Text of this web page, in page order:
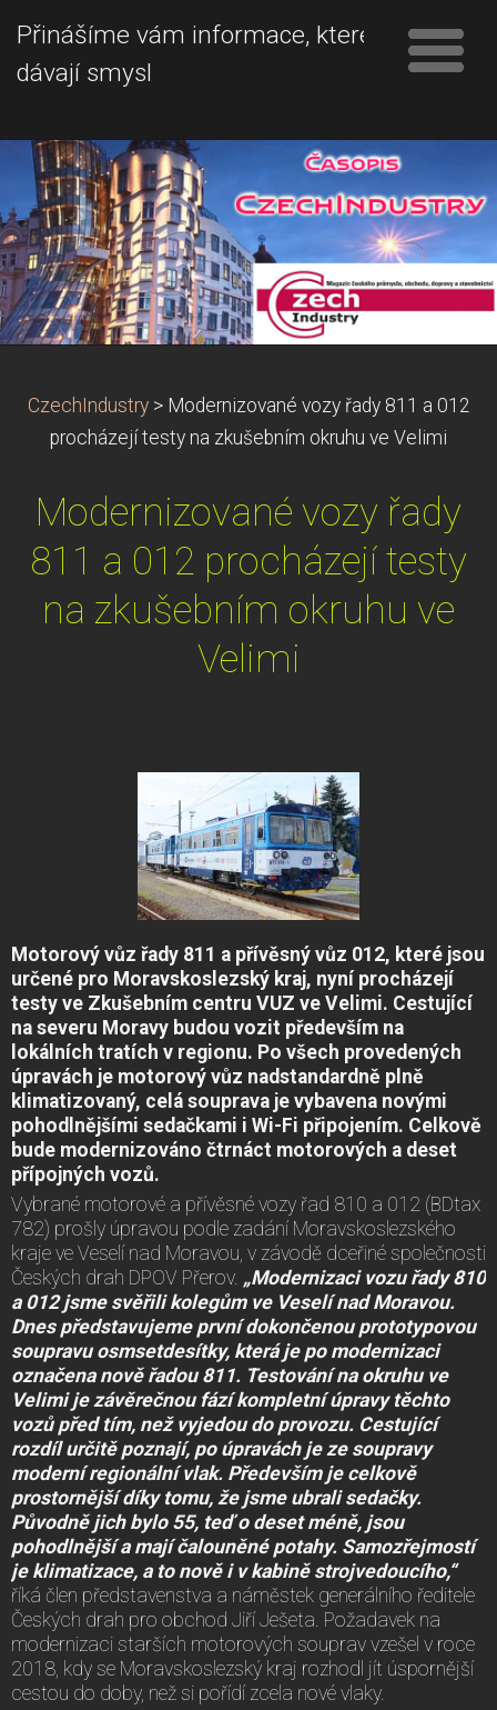
Přinášíme vám informace, které
dávají smysl
CzechIndustry > Modernizované vozy řady 811 a 012
procházejí testy na zkušebním okruhu ve Velimi
Modernizované vozy řady
811 a 012 procházejí testy
na zkušebním okruhu ve
Velimi
Motorový vůz řady 811 a přívěsný vůz 012, které jsou
určené pro Moravskoslezský kraj, nyní procházejí
testy ve Zkušebním centru VUZ ve Velimi. Cestující
na severu Moravy budou vozit především na
lokálních tratích v regionu. Po všech provedených
úpravách je motorový vůz nadstandardně plně
klimatizovaný, celá souprava je vybavena novými
pohodlnějšími sedačkami i Wi-Fi připojením. Celkově
bude modernizováno čtrnáct motorových a deset
přípojných vozů.
Vybrané motorové a přívěsné vozy řad 810 a 012 (BDtax
782) prošly úpravou podle zadání Moravskoslezského
kraje ve Veselí nad Moravou, v závodě dceřiné společnosti
Českých drah DPOV Přerov. „Modernizaci vozu řady 810
a 012 jsme svěřili kolegům ve Veselí nad Moravou.
Dnes představujeme první dokončenou prototypovou
soupravu osmsetdesítky, která je po modernizaci
označena nově řadou 811. Testování na okruhu ve
Velimi je závěrečnou fází kompletní úpravy těchto
vozů před tím, než vyjedou do provozu. Cestující
rozdíl určitě poznají, po úpravách je ze soupravy
moderní regionální vlak. Především je celkově
prostornější díky tomu, že jsme ubrali sedačky.
Původně jich bylo 55, teď o deset méně, jsou
pohodlnější a mají čalouněné potahy. Samozřejmostí
je klimatizace, a to nově i v kabině strojvedoucího,“
říká člen představenstva a náměstek generálního ředitele
Českých drah pro obchod Jiří Ješeta. Požadavek na
modernizaci starších motorových souprav vzešel v roce
2018, kdy se Moravskoslezský kraj rozhodl jít úspornější
cestou do doby, než si pořídí zcela nové vlaky.